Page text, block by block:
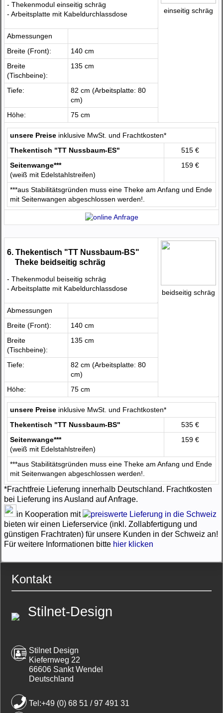
- Thekenmodul einseitig schräg
- Arbeitsplatte mit Kabeldurchlassdose
einseitig schräg
Abmessungen
Breite (Front):
140 cm
Breite
(Tischbeine):
135 cm
Tiefe:
82 cm (Arbeitsplatte: 80
cm)
Höhe:
75 cm
unsere Preise inklusive MwSt. und Frachtkosten*
Thekentisch "TT Nussbaum-ES"
515 €
Seitenwange***
(weiß mit Edelstahlstreifen)
159 €
***aus Stabilitätsgründen muss eine Theke am Anfang und Ende
mit Seitenwangen abgeschlossen werden!.
6. Thekentisch "TT Nussbaum-BS"
Theke beidseitig schräg
- Thekenmodul beiseitig schräg
- Arbeitsplatte mit Kabeldurchlassdose
beidseitig schräg
Abmessungen
Breite (Front):
140 cm
Breite
(Tischbeine):
135 cm
Tiefe:
82 cm (Arbeitsplatte: 80
cm)
Höhe:
75 cm
unsere Preise inklusive MwSt. und Frachtkosten*
Thekentisch "TT Nussbaum-BS"
535 €
Seitenwange***
(weiß mit Edelstahlstreifen)
159 €
***aus Stabilitätsgründen muss eine Theke am Anfang und Ende
mit Seitenwangen abgeschlossen werden!.
*Frachtfreie Lieferung innerhalb Deutschland. Frachtkosten
bei Lieferung ins Ausland auf Anfrage.
in Kooperation mit
bieten wir einen Lieferservice (inkl. Zollabfertigung und
günstigen Frachtraten) für unsere Kunden in der Schweiz an!
Für weitere Informationen bitte hier klicken
Kontakt
Stilnet-Design
Stilnet Design
Kiefernweg 22
66606 Sankt Wendel
Deutschland
Tel:+49 (0) 68 51 / 97 491 31